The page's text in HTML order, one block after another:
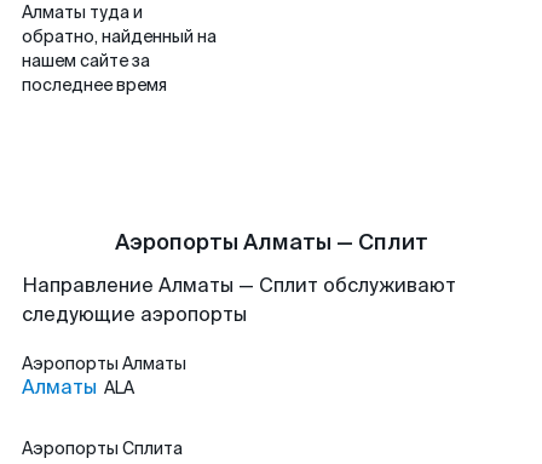
Алматы туда и
обратно, найденный на
нашем сайте за
последнее время
Аэропорты Алматы — Сплит
Направление Алматы — Сплит обслуживают
следующие аэропорты
Аэропорты Алматы
Алматы ALA
Аэропорты Сплита